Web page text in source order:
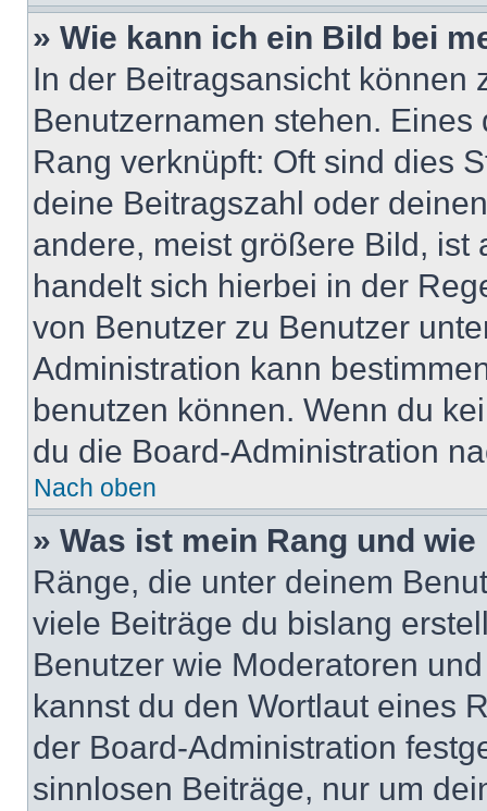
» Wie kann ich ein Bild bei
In der Beitragsansicht können
Benutzernamen stehen.
Rang verknüpft: Oft sind dies
deine Beitragszahl oder
andere, meist größere Bild, ist
handelt sich hierbei in der
von Benutzer zu Benutzer
Administration kann
benutzen können. Wenn du
du die Board-Administration
Nach oben
» Was ist mein Rang und
Ränge, die unter deinem
viele Beiträge du bislang
Benutzer wie Moderatoren
kannst du den Wortlaut eines
der Board-Administration
sinnlosen Beiträge, nur um